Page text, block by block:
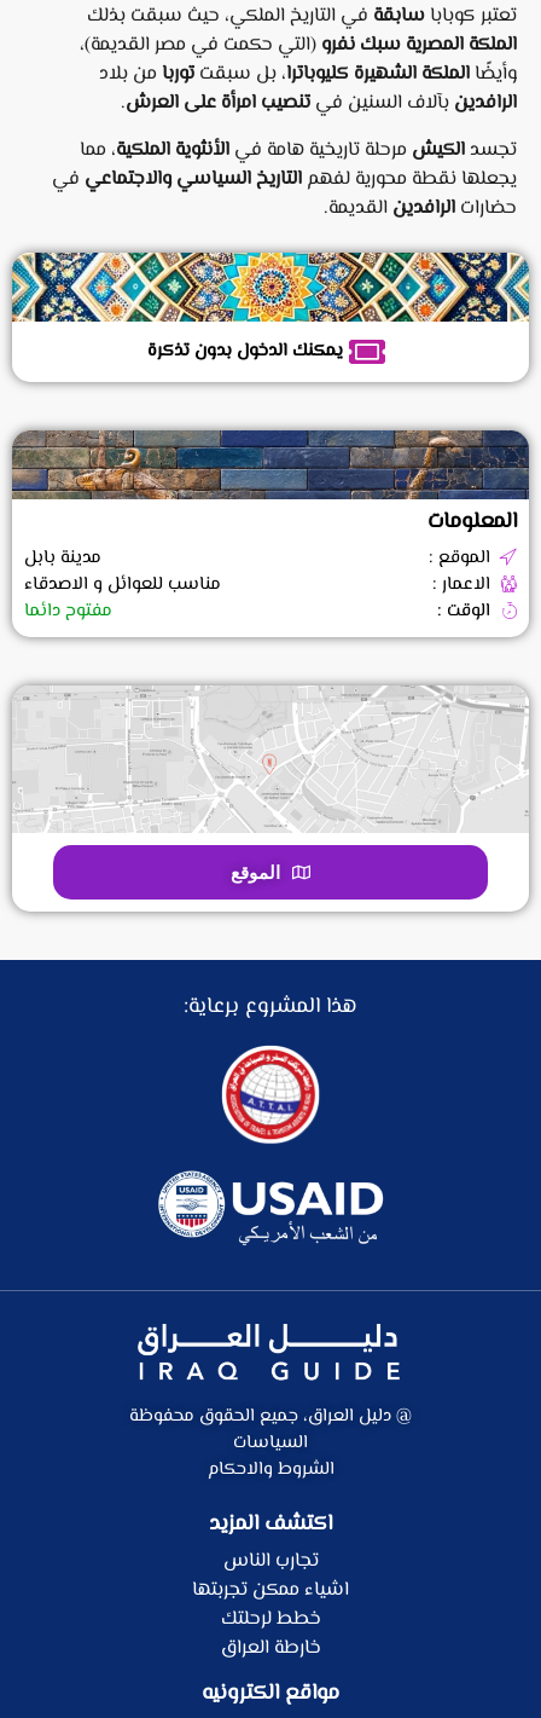
تعتبر كوبابا سابقة في التاريخ الملكي، حيث سبقت بذلك
الملكة المصرية سبك نفرو (التي حكمت في مصر القديمة)،
وأيضًا الملكة الشهيرة كليوباترا، بل سبقت توربا من بلاد
الرافدين بآلاف السنين في تنصيب امرأة على العرش.
تجسدالكيش مرحلة تاريخية هامة في الأنثوية الملكية، مما
يجعلها نقطة محورية لفهم التاريخ السياسي والاجتماعي في
حضارات الرافدين القديمة.
يمكنك الدخول بدون تذكرة
المعلومات
الموقع :
مدينة بابل
الاعمار :
مناسب للعوائل و الاصدقاء
الوقت :
مفتوح دائما
الموقع
هذا المشروع برعاية:
@ دليل العراق، جميع الحقوق محفوظة
السياسات
الشروط والاحكام
اكتشف المزيد
تجارب الناس
اشياء ممكن تجربتها
خطط لرحلتك
خارطة العراق
مواقع الكترونيه